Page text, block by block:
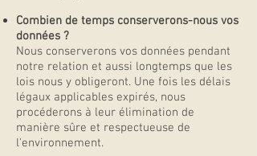
Combien de temps conserverons-nous vos
données ?
Nous conserverons vos données pendant
notre relation et aussi longtemps que les
lois nous y obligeront. Une fois les délais
légaux applicables expirés, nous
procéderons à leur élimination de
manière sûre et respectueuse de
l'environnement.